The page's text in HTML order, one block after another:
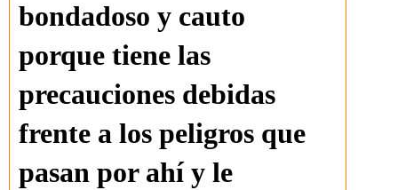
bondadoso y cauto
porque tiene las
precauciones debidas
frente a los peligros que
pasan por ahí y le